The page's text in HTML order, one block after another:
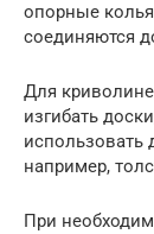
опорные
соединяются
Для
изгибать
использовать
например,
При